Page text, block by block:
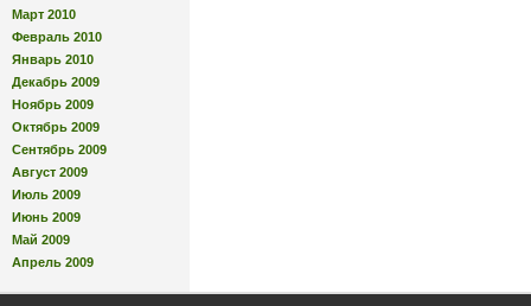
Март 2010
Февраль 2010
Январь 2010
Декабрь 2009
Ноябрь 2009
Октябрь 2009
Сентябрь 2009
Август 2009
Июль 2009
Июнь 2009
Май 2009
Апрель 2009